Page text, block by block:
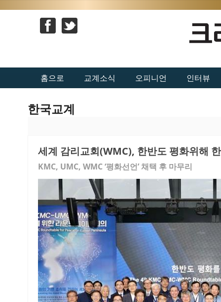
홈으로 교계소식 오피니언 인터뷰
한국교계
세계 감리교회(WMC), 한반도 평화위해
KMC, UMC, WMC ‘평화선언’ 채택 후 마무리